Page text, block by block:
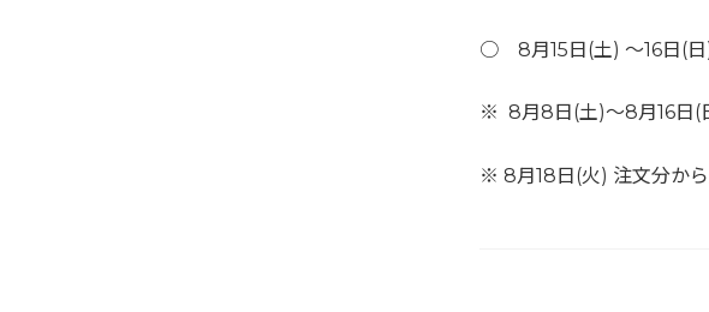
○ 8月15日(土) ～16日(日
※ 8月8日(土)～8月16日(
※ 8月18日(火) 注文分から